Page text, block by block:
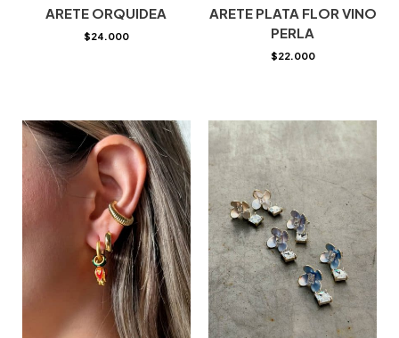
ARETE ORQUIDEA
$24.000
ARETE PLATA FLOR VINO
PERLA
$22.000